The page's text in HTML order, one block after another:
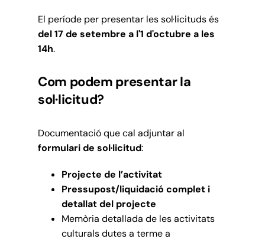
El període per presentar les sol·licituds és
del 17 de setembre a l'1 d'octubre a les
14h.
Com podem presentar la
sol·licitud?
Documentació que cal adjuntar al
formulari de sol·licitud:
Projecte de l’activitat
Pressupost/liquidació complet i
detallat del projecte
Memòria detallada de les activitats
culturals dutes a terme a